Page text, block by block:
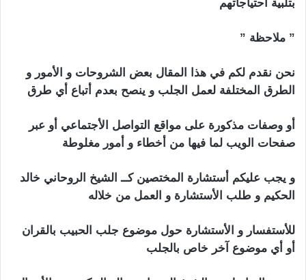
بتلبية أحتياجاتهم
” ملاحظة ”
نحن نقدم لكم في هذا المقال بعض الشروحات و الأمور و
الطرق المختلفة لعمل الجلب و ينصح بعدم أتباع أي طرق
أو وصفات مذكورة على مواقع التواصل الأجتماعي أو عبر
صفحات الويب لما فيها من أخطاء و أمور مغلوطة
و يجب عليكم أستشارة المختصين كــ الشيخ الروحاني خالد
الحكيم و طلب الأستشارة و العمل من خلاله
للأستفسار و الأستشارة حول موضوع جلب الحبيب بالقران
أو أي موضوع آخر خاص بالجلب